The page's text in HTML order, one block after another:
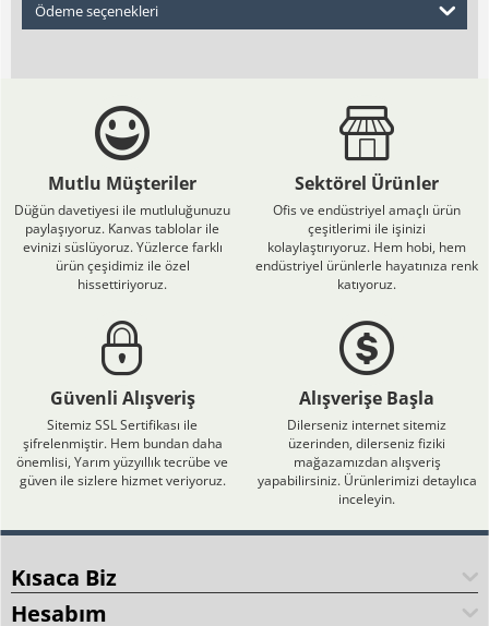
Ödeme seçenekleri
Mutlu Müşteriler
Düğün davetiyesi ile mutluluğunuzu
paylaşıyoruz. Kanvas tablolar ile
evinizi süslüyoruz. Yüzlerce farklı
ürün çeşidimiz ile özel
hissettiriyoruz.
Sektörel Ürünler
Ofis ve endüstriyel amaçlı ürün
çeşitlerimi ile işinizi
kolaylaştırıyoruz. Hem hobi, hem
endüstriyel ürünlerle hayatınıza renk
katıyoruz.
Güvenli Alışveriş
Sitemiz SSL Sertifikası ile
şifrelenmiştir. Hem bundan daha
önemlisi, Yarım yüzyıllık tecrübe ve
güven ile sizlere hizmet veriyoruz.
Alışverişe Başla
Dilerseniz internet sitemiz
üzerinden, dilerseniz fiziki
mağazamızdan alışveriş
yapabilirsiniz. Ürünlerimizi detaylıca
inceleyin.
Kısaca Biz
Hesabım